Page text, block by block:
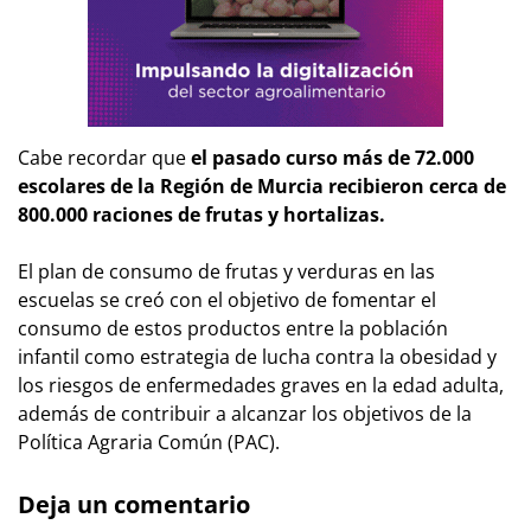
Cabe recordar queel pasado curso más de 72.000
escolares de la Región de Murcia recibieron cerca de
800.000 raciones de frutas y hortalizas.
El plan de consumo de frutas y verduras en las
escuelas se creó con el objetivo de fomentar el
consumo de estos productos entre la población
infantil como estrategia de lucha contra la obesidad y
los riesgos de enfermedades graves en la edad adulta,
además de contribuir a alcanzar los objetivos de la
Política Agraria Común (PAC).
Deja un comentario